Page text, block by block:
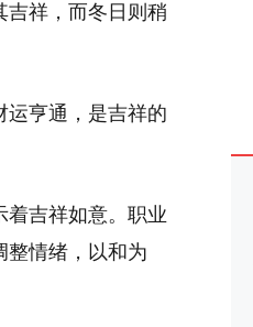
吉祥，而冬日则稍
运亨通，是吉祥的
着吉祥如意。职业
整情绪，以和为